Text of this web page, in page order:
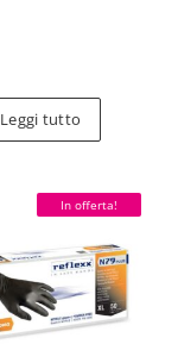
Leggi tutto
In offerta!